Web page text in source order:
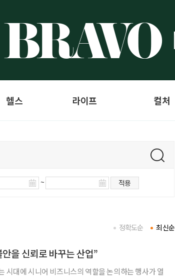
헬스 라이프 컬처
~ 적용
최신순
정확도순
을 신뢰로 바꾸는 산업”
시대에 시니어 비즈니스의 역할을 논의하는 행사가 열